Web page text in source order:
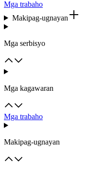
Mga trabaho
Makipag-ugnayan
Mga serbisyo
Mga kagawaran
Mga trabaho
Makipag-ugnayan